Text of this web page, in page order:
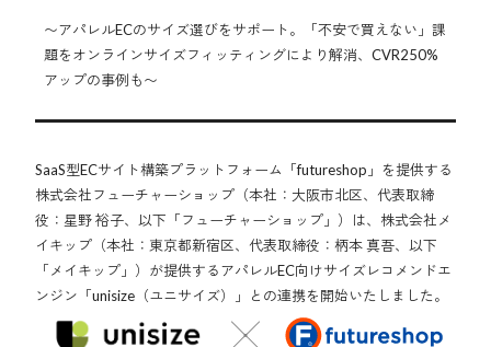
〜アパレルECのサイズ選びをサポート。「不安で買えない」課
題をオンラインサイズフィッティングにより解消、CVR250%
アップの事例も〜
SaaS型ECサイト構築プラットフォーム「futureshop」を提供する
株式会社フューチャーショップ（本社：大阪市北区、代表取締
役：星野 裕子、以下「フューチャーショップ」）は、株式会社メ
イキップ（本社：東京都新宿区、代表取締役：柄本 真吾、以下
「メイキップ」）が提供するアパレルEC向けサイズレコメンドエ
ンジン「unisize（ユニサイズ）」との連携を開始いたしました。